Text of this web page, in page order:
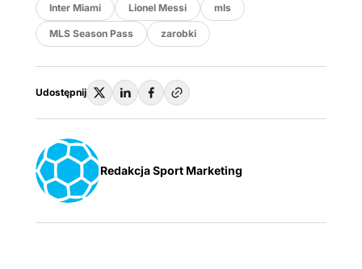
Inter Miami Lionel Messi mls
MLS Season Pass zarobki
Udostępnij
Redakcja Sport Marketing